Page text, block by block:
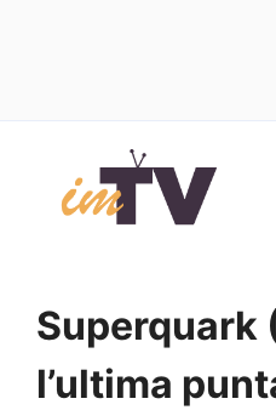
contenuto
Superquark
l’ultima